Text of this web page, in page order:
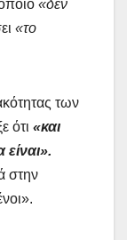
«δεν
«το
των
ότι «και
στην